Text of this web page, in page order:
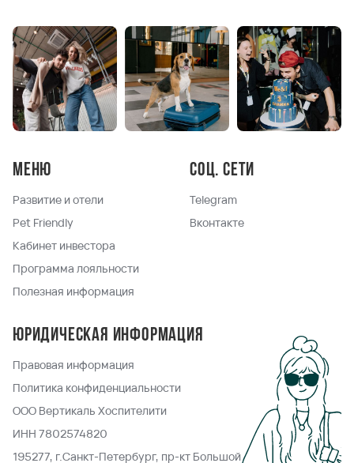
Меню
Развитие и отели
Pet Friendly
Кабинет инвестора
Программа лояльности
Полезная информация
Соц. сети
Telegram
Вконтакте
Юридическая информация
Правовая информация
Политика конфиденциальности
ООО Вертикаль Хоспителити
ИНН 7802574820
195277, г.Санкт-Петербург, пр-кт Большой